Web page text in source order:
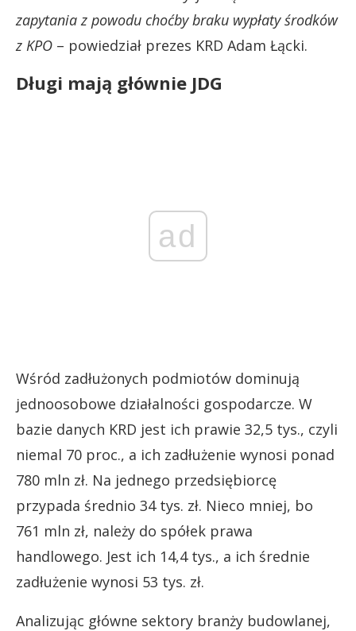
zapytania z powodu choćby braku wypłaty środków
z KPO – powiedział prezes KRD Adam Łącki.
Długi mają głównie JDG
ad
Wśród zadłużonych podmiotów dominują
jednoosobowe działalności gospodarcze. W
bazie danych KRD jest ich prawie 32,5 tys., czyli
niemal 70 proc., a ich zadłużenie wynosi ponad
780 mln zł. Na jednego przedsiębiorcę
przypada średnio 34 tys. zł. Nieco mniej, bo
761 mln zł, należy do spółek prawa
handlowego. Jest ich 14,4 tys., a ich średnie
zadłużenie wynosi 53 tys. zł.
Analizując główne sektory branży budowlanej,